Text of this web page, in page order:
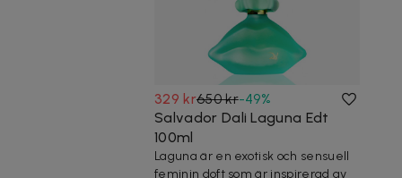
329 kr650 kr-49%
Salvador Dali Laguna Edt
100ml
Laguna är en exotisk och sensuell
feminin doft som är inspirerad av